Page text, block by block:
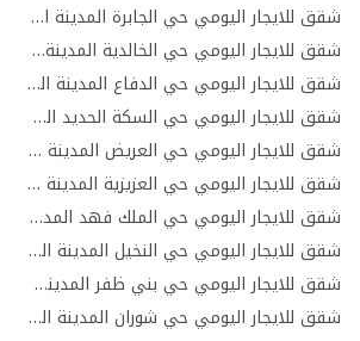
شقق للايجار اليومي حي الجابرة المدينة المنورة
شقق للايجار اليومي حي الخالدية المدينة المنورة
شقق للايجار اليومي حي الدفاع المدينة المنورة
شقق للايجار اليومي حي السكة الحديد المدينة المنورة
شقق للايجار اليومي حي العريض المدينة المنورة
شقق للايجار اليومي حي العزيزية المدينة المنورة
شقق للايجار اليومي حي الملك فهد المدينة المنورة
شقق للايجار اليومي حي النخيل المدينة المنورة
شقق للايجار اليومي حي بني ظفر المدينة المنورة
شقق للايجار اليومي حي شوران المدينة المنورة